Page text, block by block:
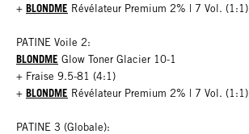
+ BLONDME Révélateur Premium 2% | 7 Vol. (1:1)
PATINE Voile 2:
BLONDME Glow Toner Glacier 10-1
+ Fraise 9.5-81 (4:1)
+ BLONDME Révélateur Premium 2% | 7 Vol. (1:1)
PATINE 3 (Globale):